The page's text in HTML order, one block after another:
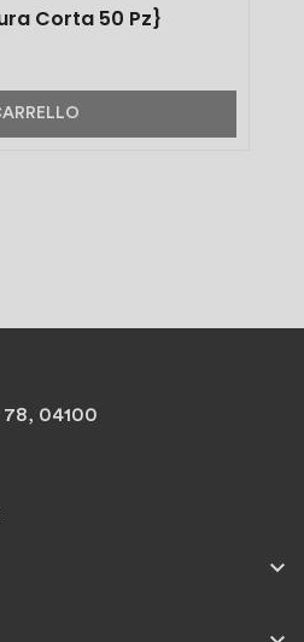
Corta 50 Pz}
78, 04100
